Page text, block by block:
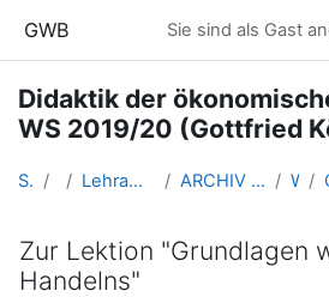
GWB Sie sind als Gast
Didaktik der
WS 2019/20 (Gottfried
Startseite Kurse Lehramtsausbildung GW im Cluster Österreich Mitte ARCHIV - Lehrveranstaltungen am Standort Linz - seit 2016 WS_2019/20
Zur Lektion "Grundlagen
Handelns"